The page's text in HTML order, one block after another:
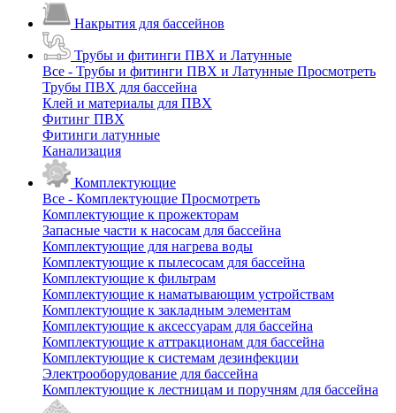
Накрытия для бассейнов
Трубы и фитинги ПВХ и Латунные
Все - Трубы и фитинги ПВХ и Латунные Просмотреть
Трубы ПВХ для бассейна
Клей и материалы для ПВХ
Фитинг ПВХ
Фитинги латунные
Канализация
Комплектующие
Все - Комплектующие Просмотреть
Комплектующие к прожекторам
Запасные части к насосам для бассейна
Комплектующие для нагрева воды
Комплектующие к пылесосам для бассейна
Комплектующие к фильтрам
Комплектующие к наматывающим устройствам
Комплектующие к закладным элементам
Комплектующие к аксессуарам для бассейна
Комплектующие к аттракционам для бассейна
Комплектующие к системам дезинфекции
Электрооборудование для бассейна
Комплектующие к лестницам и поручням для бассейна